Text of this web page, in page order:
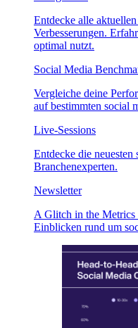
Entdecke alle
Verbesserungen.
optimal nutzt.
Social Media
Vergleiche deine
auf bestimmten social
Live-Sessions
Entdecke die neuesten
Branchenexperten.
Newsletter
A Glitch in the Metrics
Einblicken rund um